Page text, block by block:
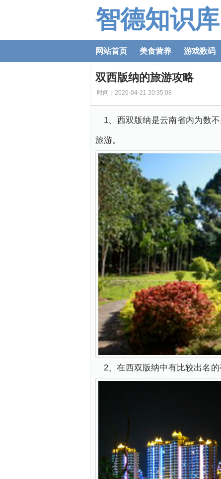
智德知识库
网站首页 美食营养 游戏数码
双西版纳的旅游攻略
时间：2026-04-21 20:35:08
1、西双版纳是云南省内为数
旅游。
2、在西双版纳中有比较出名